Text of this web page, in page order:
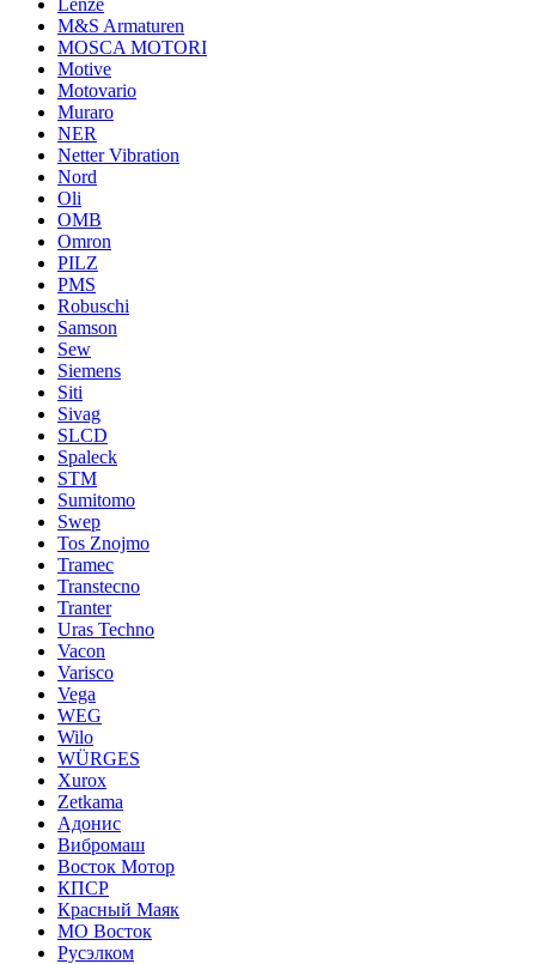
Lenze
M&S Armaturen
MOSCA MOTORI
Motive
Motovario
Muraro
NER
Netter Vibration
Nord
Oli
OMB
Omron
PILZ
PMS
Robuschi
Samson
Sew
Siemens
Siti
Sivag
SLCD
Spaleck
STM
Sumitomo
Swep
Tos Znojmo
Tramec
Transtecno
Tranter
Uras Techno
Vacon
Varisco
Vega
WEG
Wilo
WÜRGES
Xurox
Zetkama
Адонис
Вибромаш
Восток Мотор
КПСР
Красный Маяк
МО Восток
Русэлком